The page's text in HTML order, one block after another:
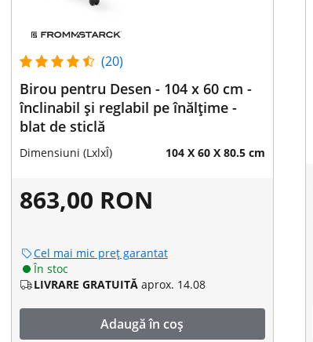
(20)
Birou pentru Desen - 104 x 60 cm -
înclinabil și reglabil pe înălțime -
blat de sticlă
Dimensiuni (LxlxÎ) 104 X 60 X 80.5 cm
863,00 RON
Cel mai mic preț garantat
În stoc
LIVRARE GRATUITĂ aprox. 14.08
Adaugă în coș